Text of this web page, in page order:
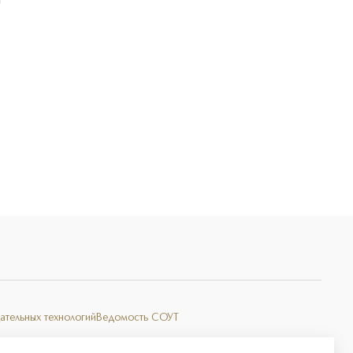
технологий Ведомость СОУТ